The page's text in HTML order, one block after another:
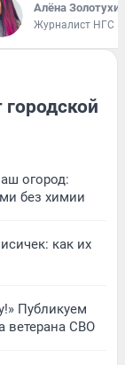
Алёна
Журналист НГС
городской
огород:
без химии
как их
Публикуем
ветерана СВО